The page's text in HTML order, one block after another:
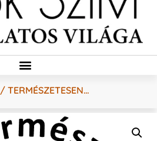
/ TERMÉSZETESEN…